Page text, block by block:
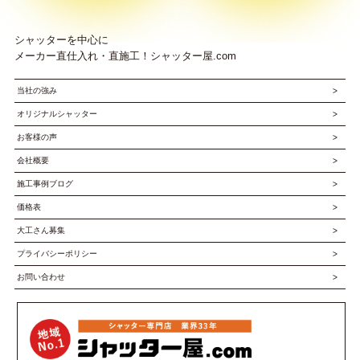
シャッターを中心に
メーカー直仕入れ・直施工！シャッター屋.com
当社の強み
オリジナルシャッター
お客様の声
会社概要
施工事例ブログ
価格表
大工さん募集
プライバシーポリシー
お問い合わせ